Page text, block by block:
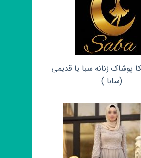
پوشاک زنانه سبا یا قدیمی
(سابا )